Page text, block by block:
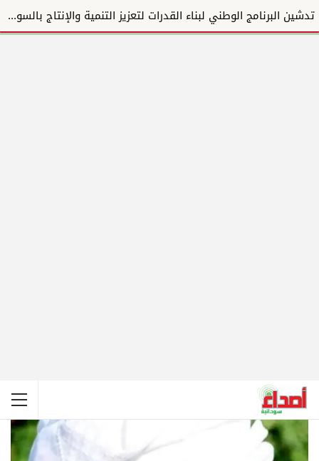
تدشين البرنامج الوطني لبناء القدرات لتعزيز التنمية والإنتاج بالسودان